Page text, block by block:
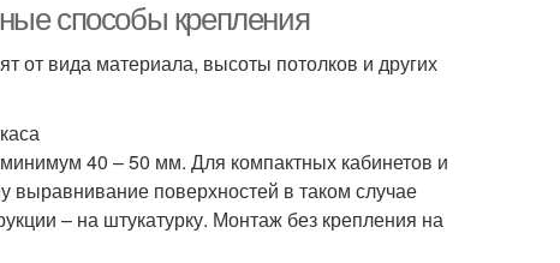
способы крепления
от вида материала, высоты потолков и других
40 – 50 мм. Для компактных кабинетов и
поверхностей в таком случае
– на штукатурку. Монтаж без крепления на